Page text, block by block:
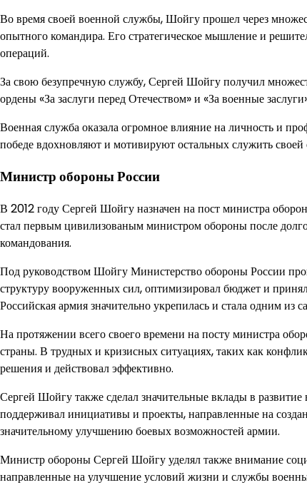
Во время своей военной службы, Шойгу прошел через
опытного командира. Его стратегическое мышление и
операций.
За свою безупречную службу, Сергей Шойгу получил
ордены «За заслуги перед Отечеством» и «За военные
Военная служба оказала огромное влияние на личность и
победе вдохновляют и мотивируют остальных служить
Министр обороны России
В 2012 году Сергей Шойгу назначен на пост министра
стал первым цивилизованым министром обороны после
командования.
Под руководством Шойгу Министерство обороны России
структуру вооруженных сил, оптимизировал бюджет и
Российская армия значительно укрепилась и стала одним
На протяжении всего своего времени на посту министра
страны. В трудных и кризисных ситуациях, таких как
решения и действовал эффективно.
Сергей Шойгу также сделал значительные вклады в
поддерживал инициативы и проекты, направленные на
значительному улучшению боевых возможностей армии.
Министр обороны Сергей Шойгу уделял также внимание
направленные на улучшение условий жизни и службы